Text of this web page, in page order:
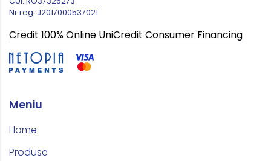
Nr reg: J2017000537021
Credit 100% Online UniCredit Consumer Financing
Meniu
Home
Produse